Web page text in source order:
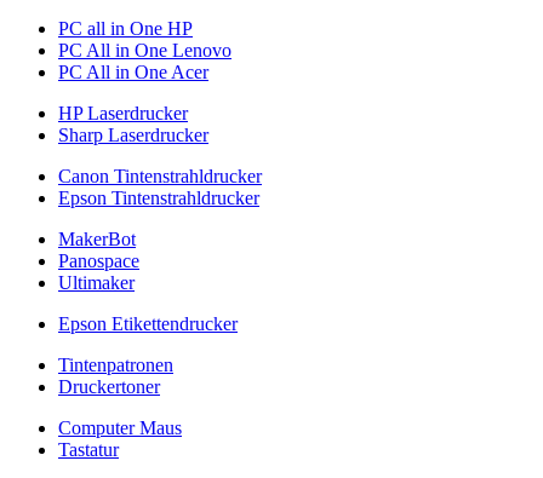
PC all in One HP
PC All in One Lenovo
PC All in One Acer
HP Laserdrucker
Sharp Laserdrucker
Canon Tintenstrahldrucker
Epson Tintenstrahldrucker
MakerBot
Panospace
Ultimaker
Epson Etikettendrucker
Tintenpatronen
Druckertoner
Computer Maus
Tastatur